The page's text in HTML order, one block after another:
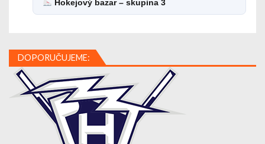
Hokejový bazar – skupina 3
DOPORUČUJEME: